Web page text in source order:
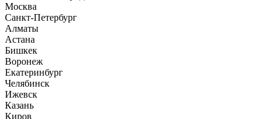
Москва
Санкт-Петербург
Алматы
Астана
Бишкек
Воронеж
Екатеринбург
Челябинск
Ижевск
Казань
Киров